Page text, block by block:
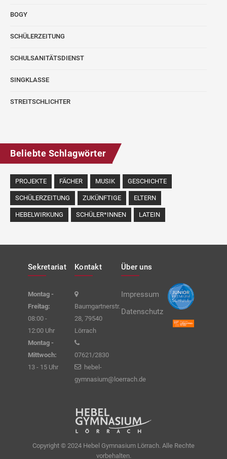
BOGY
SCHÜLERZEITUNG
SCHULSANITÄTSDIENST
SINGKLASSE
STREITSCHLICHTER
Beliebte Schlagwörter
PROJEKTE FÄCHER MUSIK GESCHICHTE
SCHÜLERZEITUNG ZUKÜNFTIGE ELTERN
HEBELWIRKUNG SCHÜLER*INNEN LATEIN
Sekretariat
Montag -
Freitag:
08:00 -
12:00 Uhr
Montag -
Mittwoch:
13 - 15 Uhr
Kontakt
Baumgartnerstr.
28, 79540
Lörrach
07621/2830
hebel-
gymnasium@loerrach.de
Über uns
Impressum
Datenschutz
Copyright © 2024 Hebel Gymnasium Lörrach. Alle Rechte
vorbehalten.